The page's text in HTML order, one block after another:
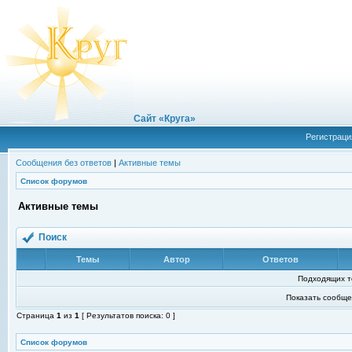
Сайт «Круга»
Сообщения без ответов | Активные темы
Список форумов
Активные темы
Поиск
Темы Автор Ответов
Подходящих
Показать
Страница 1 из 1 [ Результатов поиска: 0 ]
Список форумов